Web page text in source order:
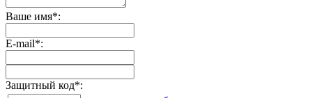
Ваше имя*:
E-mail*:
Защитный код*: